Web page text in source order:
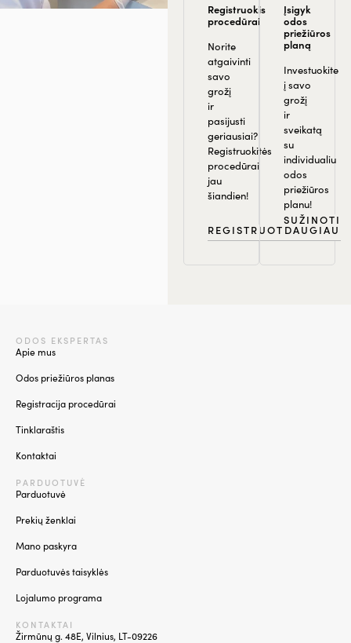
Registruokis
procedūrai
Norite
atgaivinti
savo
grožį
ir
pasijusti
geriausiai?
Registruokitės
procedūrai
jau
šiandien!
REGISTRUOTIS
Įsigyk
odos
priežiūros
planą
Investuokite
į savo
grožį
ir
sveikatą
su
individualiu
odos
priežiūros
planu!
SUŽINOTI
DAUGIAU
ODOS EKSPERTAS
Apie mus
Odos priežiūros planas
Registracija procedūrai
Tinklaraštis
Kontaktai
PARDUOTUVĖ
Parduotuvė
Prekių ženklai
Mano paskyra
Parduotuvės taisyklės
Lojalumo programa
KONTAKTAI
Žirmūnų g. 48E, Vilnius, LT-09226